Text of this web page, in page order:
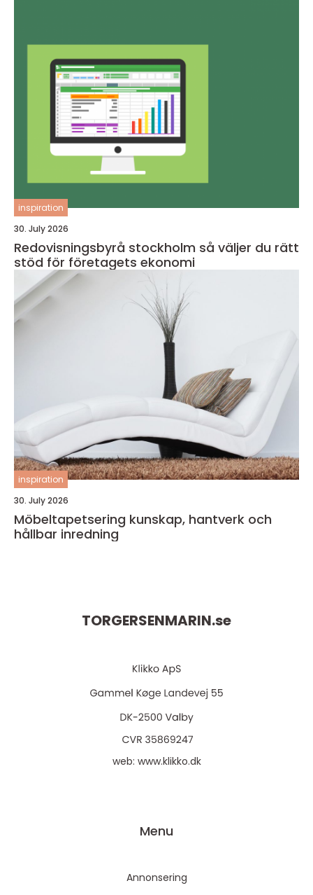
inspiration
30. July 2026
Redovisningsbyrå stockholm så väljer du rätt
stöd för företagets ekonomi
inspiration
30. July 2026
Möbeltapetsering kunskap, hantverk och
hållbar inredning
TORGERSENMARIN.se
web: www.klikko.dk
Menu
Annonsering